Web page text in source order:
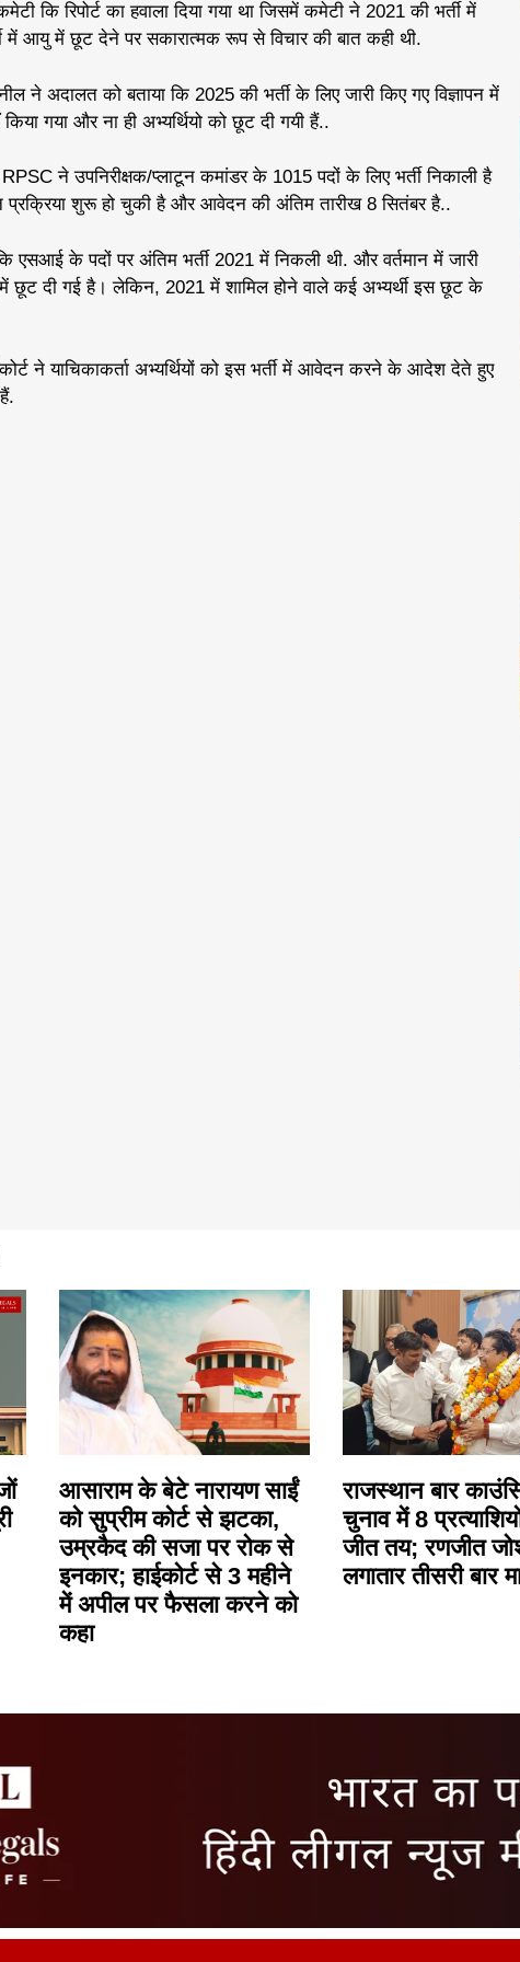
कि रिपोर्ट का हवाला दिया गया था जिसमें कमेटी ने 2021 की भर्ती में
में आयु में छूट देने पर सकारात्मक रूप से विचार की बात कही थी.
ने अदालत को बताया कि 2025 की भर्ती के लिए जारी किए गए विज्ञापन में
गया और ना ही अभ्यर्थियो को छूट दी गयी हैं..
ने उपनिरीक्षक/प्लाटून कमांडर के 1015 पदों के लिए भर्ती निकाली है
शुरू हो चुकी है और आवेदन की अंतिम तारीख 8 सितंबर है..
एसआई के पदों पर अंतिम भर्ती 2021 में निकली थी. और वर्तमान में जारी
छूट दी गई है। लेकिन, 2021 में शामिल होने वाले कई अभ्यर्थी इस छूट के
ने याचिकाकर्ता अभ्यर्थियों को इस भर्ती में आवेदन करने के आदेश देते हुए
आसाराम के बेटे नारायण साईं
को सुप्रीम कोर्ट से झटका,
उम्रकैद की सजा पर रोक से
इनकार; हाईकोर्ट से 3 महीने
में अपील पर फैसला करने को
कहा
राजस्थान बार
चुनाव में 8
जीत तय; रणजीत
लगातार तीसरी बार